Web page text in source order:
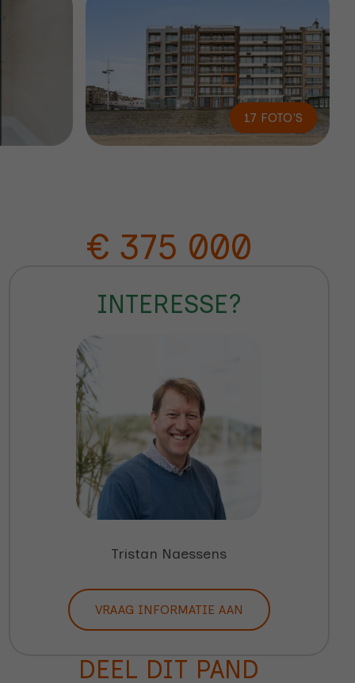
17 FOTO'S
€ 375 000
INTERESSE?
VRAAG INFORMATIE AAN
Tristan Naessens
DEEL DIT PAND